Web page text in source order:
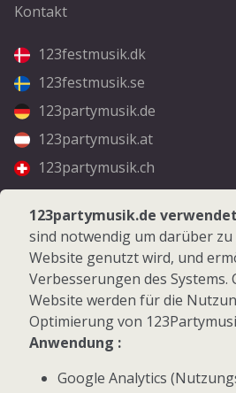
Kontakt
123festmusik.dk
123festmusik.se
123partymusik.de
123partymusik.at
123partymusik.ch
Folgen Sie uns
Facebook
Instagram
© 2026 123Partymusik.de - Alle
123partymusik.de
sind notwendig um darüber
Website genutzt wird, und
Verbesserungen des Systems.
Website werden für die
Optimierung von
Anwendung :
Google Analytics